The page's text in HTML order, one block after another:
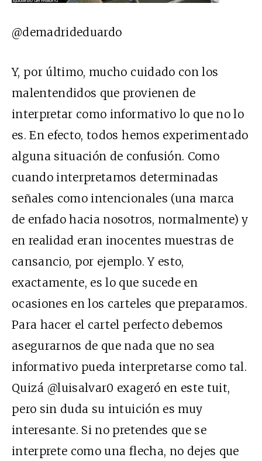
@demadrideduardo
Y, por último, mucho cuidado con los
malentendidos que provienen de
interpretar como informativo lo que no lo
es. En efecto, todos hemos experimentado
alguna situación de confusión. Como
cuando interpretamos determinadas
señales como intencionales (una marca
de enfado hacia nosotros, normalmente) y
en realidad eran inocentes muestras de
cansancio, por ejemplo. Y esto,
exactamente, es lo que sucede en
ocasiones en los carteles que preparamos.
Para hacer el cartel perfecto debemos
asegurarnos de que nada que no sea
informativo pueda interpretarse como tal.
Quizá @luisalvar0 exageró en este tuit,
pero sin duda su intuición es muy
interesante. Si no pretendes que se
interprete como una flecha, no dejes que